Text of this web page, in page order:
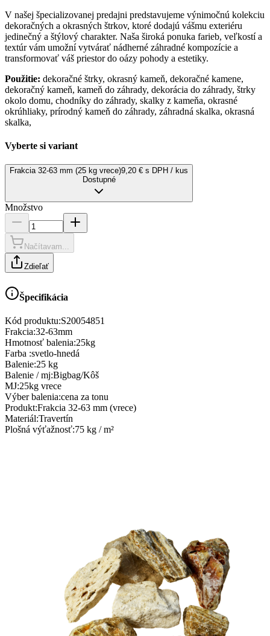
V našej špecializovanej predajni predstavujeme výnimočnú kolekciu
dekoračných a okrasných štrkov, ktoré dodajú vášmu exteriéru
jedinečný a štýlový charakter. Naša široká ponuka farieb, veľkostí a
textúr vám umožní vytvárať nádherné záhradné kompozície a
transformovať váš priestor do oázy pohody a estetiky.
Použitie: dekoračné štrky, okrasný kameň, dekoračné kamene,
dekoračný kameň, kameň do záhrady, dekorácia do záhrady, štrky
okolo domu, chodníky do záhrady, skalky z kameňa, okrasné
okrúhliaky, prírodný kameň do záhrady, záhradná skalka, okrasná
skalka,
Vyberte si variant
Frakcia 32-63 mm (25 kg vrece)9,20 € s DPH / kus
Dostupné
Množstvo
Načítavam...
Zdieľať
Špecifikácia
Kód produktu:S20054851
Frakcia:32-63mm
Hmotnosť balenia:25kg
Farba :svetlo-hnedá
Balenie:25 kg
Balenie / mj:Bigbag/Kôš
MJ:25kg vrece
Výber balenia:cena za tonu
Produkt:Frakcia 32-63 mm (vrece)
Materiál:Travertín
Plošná výťažnosť:75 kg / m²